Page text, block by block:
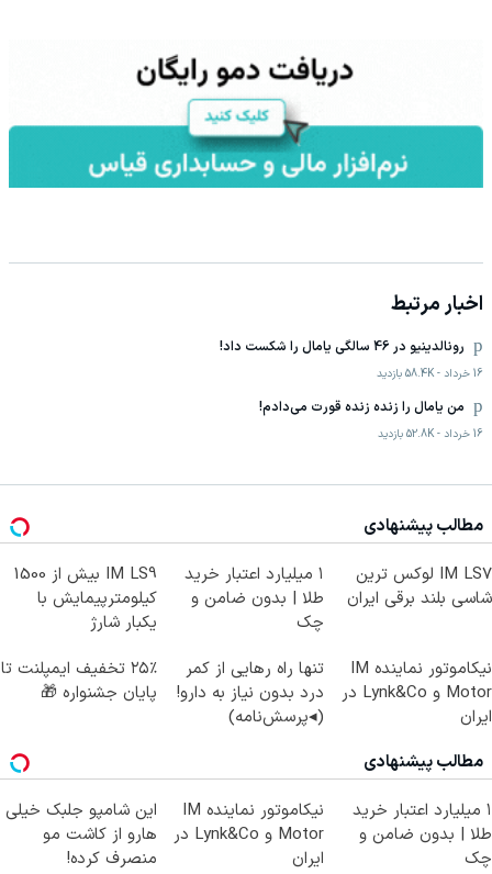
اخبار مرتبط
رونالدینیو در 46 سالگی یامال را شکست داد!
16 خرداد -
58.4K بازدید
من یامال را زنده زنده قورت می‌دادم!
16 خرداد -
52.8K بازدید
مطالب پیشنهادی
IM LS7 لوکس ترین
شاسی بلند برقی ایران
۱ میلیارد اعتبار خرید
طلا | بدون ضامن و
چک
IM LS9 بیش از 1500
کیلومترپیمایش با
یکبار شارژ
نیکاموتور نماینده IM
Motor و Lynk&Co در
ایران
تنها راه رهایی از کمر
درد بدون نیاز به دارو!
(◂پرسش‌نامه)
۲۵٪ تخفیف ایمپلنت تا
پایان جشنواره 🎁
مطالب پیشنهادی
۱ میلیارد اعتبار خرید
طلا | بدون ضامن و
چک
نیکاموتور نماینده IM
Motor و Lynk&Co در
ایران
این شامپو جلبک خیلی
هارو از کاشت مو
منصرف کرده!